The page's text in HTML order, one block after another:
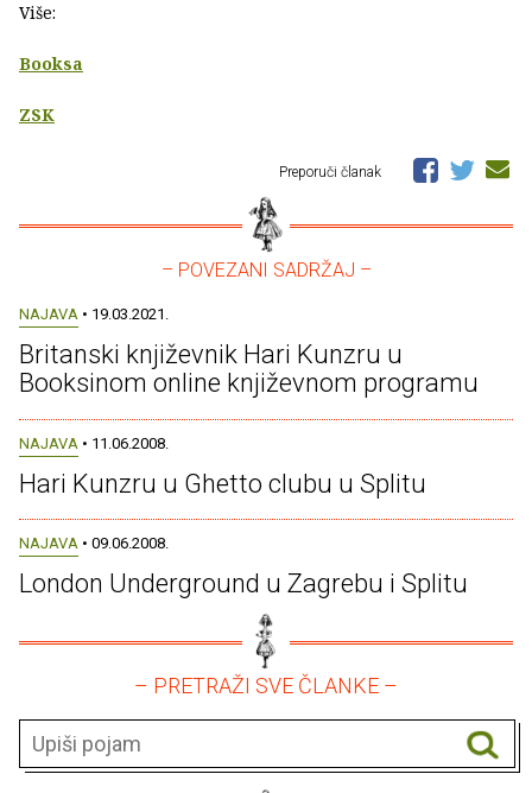
Više:
Booksa
ZSK
Preporuči članak
– POVEZANI SADRŽAJ –
NAJAVA • 19.03.2021.
Britanski književnik Hari Kunzru u
Booksinom online književnom programu
NAJAVA • 11.06.2008.
Hari Kunzru u Ghetto clubu u Splitu
NAJAVA • 09.06.2008.
London Underground u Zagrebu i Splitu
– PRETRAŽI SVE ČLANKE –